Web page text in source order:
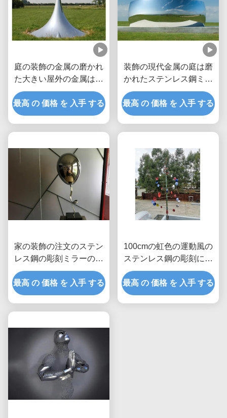
庭の装飾の金属の磨かれ
た大きい屋外の金属は低
下の彫刻を彫ります
最高 の 価格 を 入手 する
装飾の現代金属の庭は磨
かれたステンレス鋼ミラ
ーを彫ります
最高 の 価格 を 入手 する
家の装飾の注文のステン
レス鋼の彫刻ミラーの磨
かれた気球
最高 の 価格 を 入手 する
100cmの虹色の運動風の
ステンレス鋼の彫刻によ
って塗られる終わり
最高 の 価格 を 入手 する